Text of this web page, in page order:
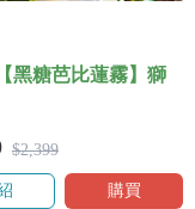
黑糖芭比蓮霧】獅
$2,399
購買